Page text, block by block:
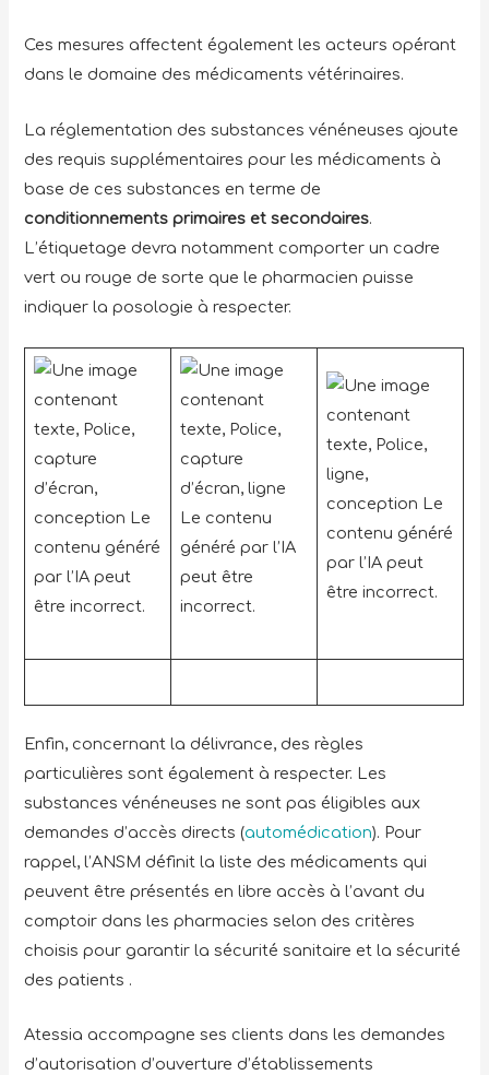
Ces mesures affectent également les acteurs opérant
dans le domaine des médicaments vétérinaires.
La réglementation des substances vénéneuses ajoute
des requis supplémentaires pour les médicaments à
base de ces substances en terme de
conditionnements primaires et secondaires.
L’étiquetage devra notamment comporter un cadre
vert ou rouge de sorte que le pharmacien puisse
indiquer la posologie à respecter.
Enfin, concernant la délivrance, des règles
particulières sont également à respecter. Les
substances vénéneuses ne sont pas éligibles aux
demandes d’accès directs (automédication). Pour
rappel, l’ANSM définit la liste des médicaments qui
peuvent être présentés en libre accès à l’avant du
comptoir dans les pharmacies selon des critères
choisis pour garantir la sécurité sanitaire et la sécurité
des patients .
Atessia accompagne ses clients dans les demandes
d’autorisation d’ouverture d’établissements